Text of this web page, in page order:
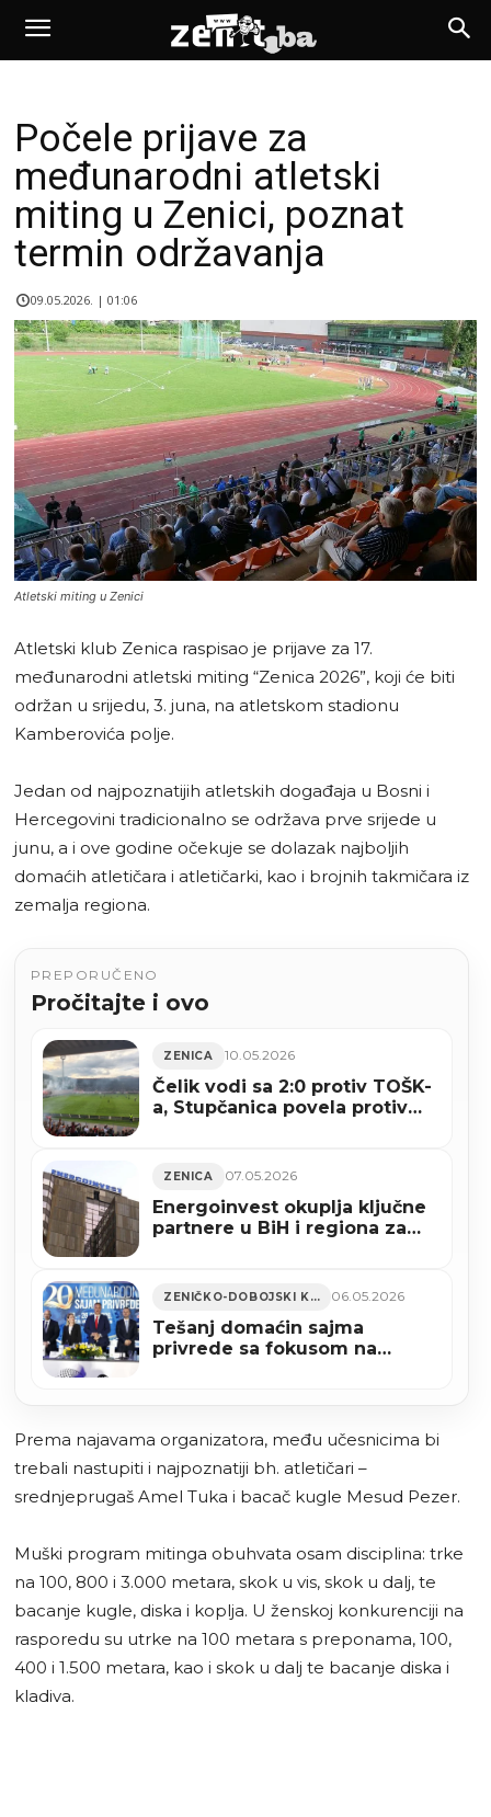
Počele prijave za
međunarodni atletski
miting u Zenici, poznat
termin održavanja
09.05.2026. | 01:06
Atletski miting u Zenici
Atletski klub Zenica raspisao je prijave za 17.
međunarodni atletski miting “Zenica 2026”, koji će biti
održan u srijedu, 3. juna, na atletskom stadionu
Kamberovića polje.
Jedan od najpoznatijih atletskih događaja u Bosni i
Hercegovini tradicionalno se održava prve srijede u
junu, a i ove godine očekuje se dolazak najboljih
domaćih atletičara i atletičarki, kao i brojnih takmičara iz
zemalja regiona.
PREPORUČENO
Pročitajte i ovo
ZENICA 10.05.2026
Čelik vodi sa 2:0 protiv TOŠK-
a, Stupčanica povela protiv
ZENICA 07.05.2026
Energoinvest okuplja ključne
partnere u BiH i regiona za
ZENIČKO-DOBOJSKI KANTON 06.05.2026
Tešanj domaćin sajma
privrede sa fokusom na
Prema najavama organizatora, među učesnicima bi
trebali nastupiti i najpoznatiji bh. atletičari –
srednjeprugaš Amel Tuka i bacač kugle Mesud Pezer.
Muški program mitinga obuhvata osam disciplina: trke
na 100, 800 i 3.000 metara, skok u vis, skok u dalj, te
bacanje kugle, diska i koplja. U ženskoj konkurenciji na
rasporedu su utrke na 100 metara s preponama, 100,
400 i 1.500 metara, kao i skok u dalj te bacanje diska i
kladiva.